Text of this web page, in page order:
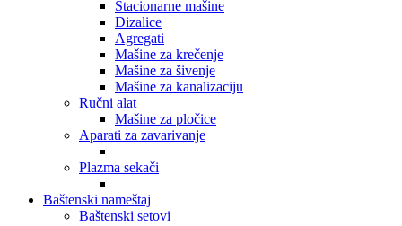
Stacionarne mašine
Dizalice
Agregati
Mašine za krečenje
Mašine za šivenje
Mašine za kanalizaciju
Ručni alat
Mašine za pločice
Aparati za zavarivanje
Plazma sekači
Baštenski nameštaj
Baštenski setovi